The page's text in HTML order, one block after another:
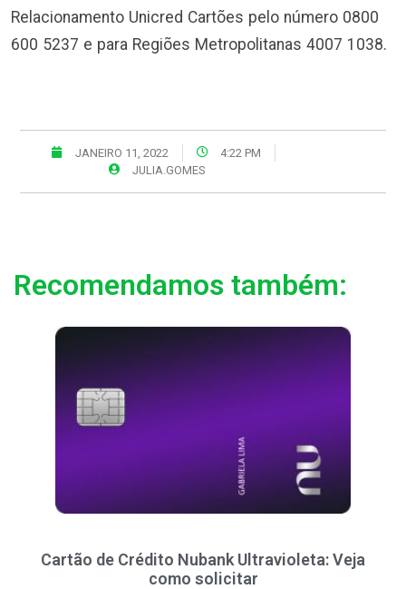
Relacionamento Unicred Cartões pelo número 0800
600 5237 e para Regiões Metropolitanas 4007 1038.
JANEIRO 11, 2022
4:22 PM
JULIA.GOMES
Recomendamos também:
Cartão de Crédito Nubank Ultravioleta: Veja
como solicitar